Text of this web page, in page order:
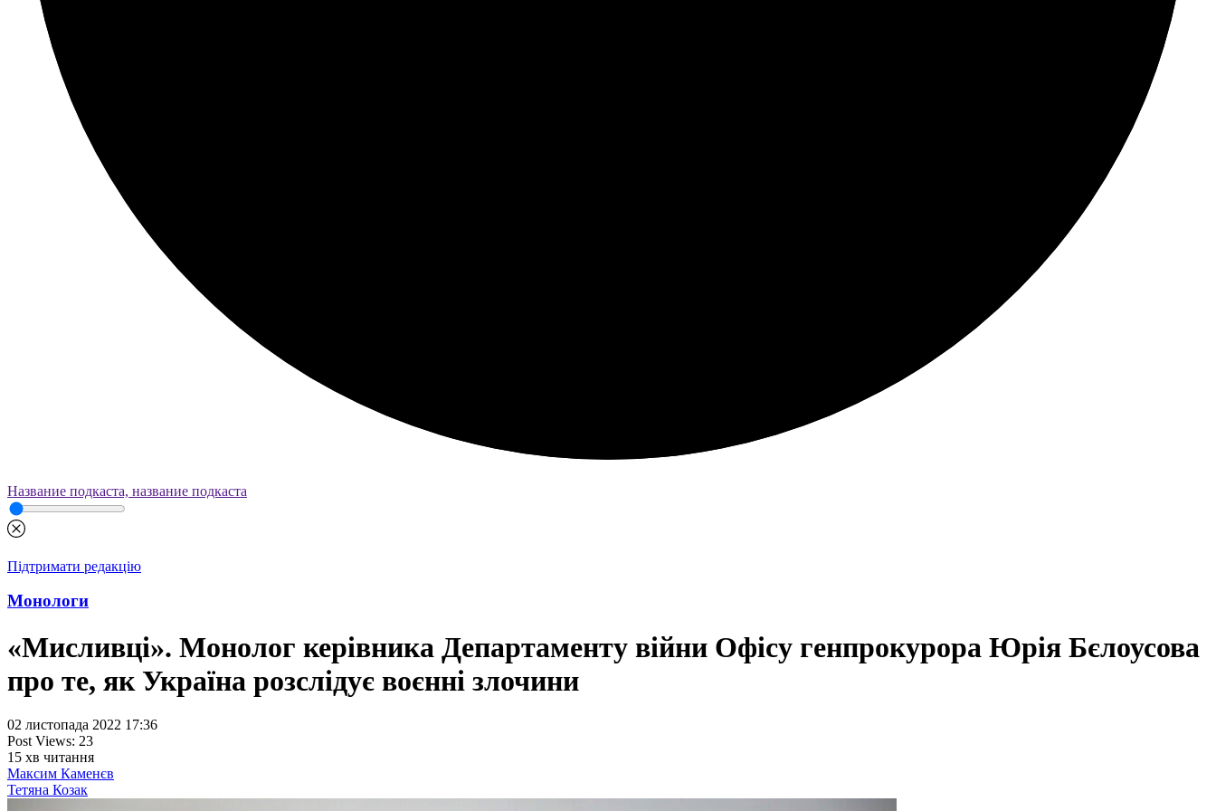
Название подкаста, название подкаста
Підтримати редакцію
Монологи
«Мисливці». Монолог керівника Департаменту війни Офісу генпрокурора Юрія Бєлоусова
про те, як Україна розслідує воєнні злочини
02 листопада 2022 17:36
Post Views: 23
15 хв читання
Максим Каменєв
Тетяна Козак